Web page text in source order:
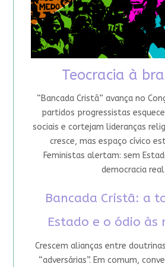
Teocracia à
“Bancada Cristã” avança no
partidos progressistas
sociais e cortejam lideranças
cresce, mas espaço cívico
Feministas alertam: sem
democracia real
Bancada Cristã: a
Estado e o ódio às
Crescem alianças entre
“adversárias”. Em comum,